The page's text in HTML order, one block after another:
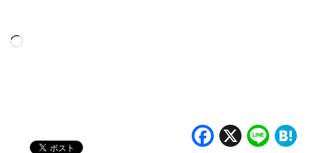
読
X